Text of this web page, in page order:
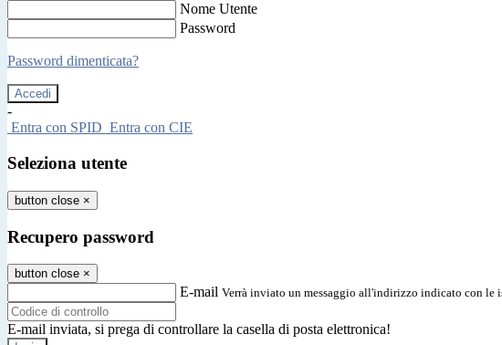
Nome Utente
Password
Password dimenticata?
-
Entra con SPID Entra con CIE
Seleziona utente
button close ×
Recupero password
button close ×
E-mail Verrà inviato un messaggio all'indirizzo indicato con le
E-mail inviata, si prega di controllare la casella di posta elettronica!